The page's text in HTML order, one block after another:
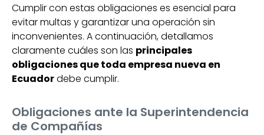
Cumplir con estas obligaciones es esencial para
evitar multas y garantizar una operación sin
inconvenientes. A continuación, detallamos
claramente cuáles son las principales
obligaciones que toda empresa nueva en
Ecuadordebe cumplir.
Obligaciones ante la Superintendencia
de Compañías